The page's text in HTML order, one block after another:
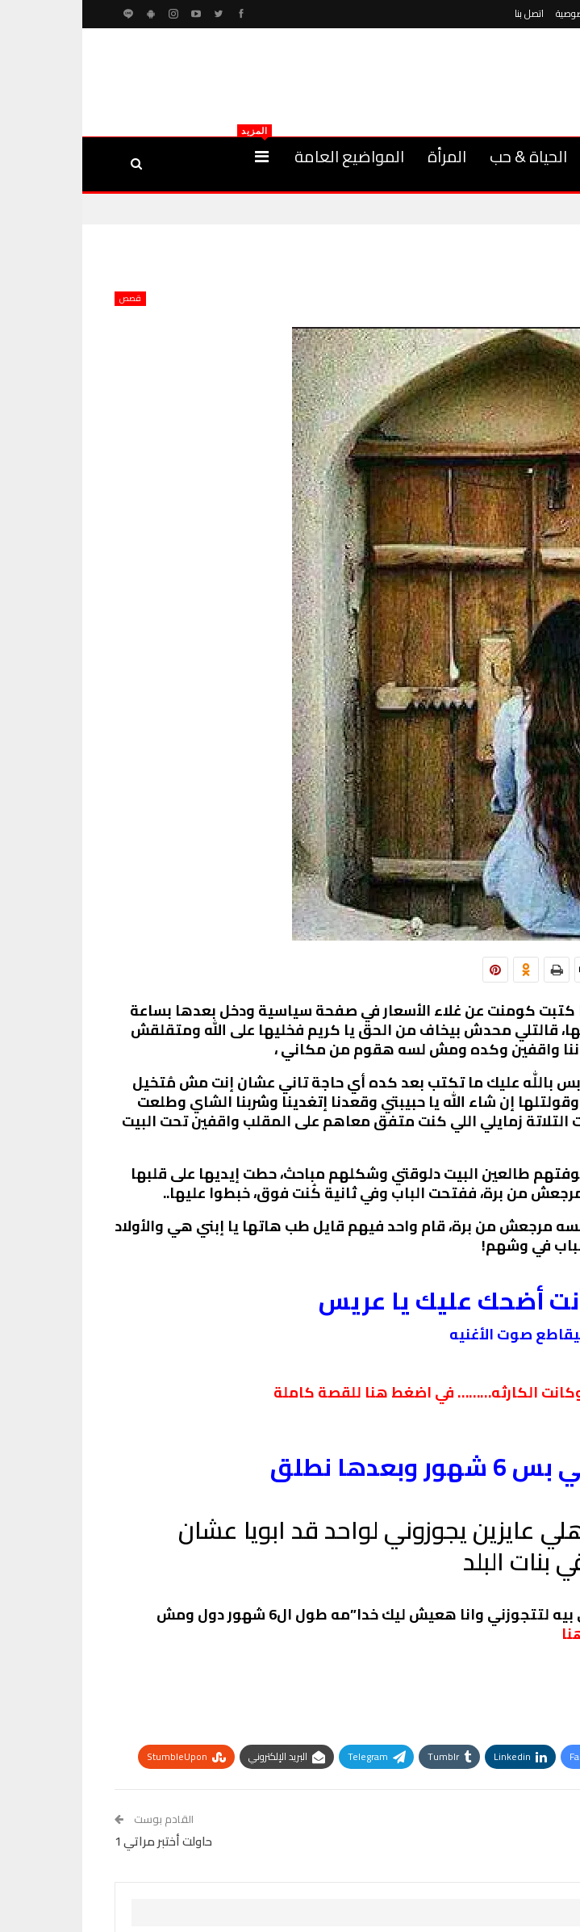
اتصل بنا
الحياة & حب المرأة المواضيع العامة
المزيد
قصص
كتبت كومنت عن غلاء الأسعار في صفحة سياسية ودخل بعدها بساعة
محدش بيخاف من الحق يا كريم فخليها على اللّٰه ومتقلقش
إننا واقفين وكده ومش لسه هقوم من مكاني ،
بس باللّٰه عليك ما تكتب بعد كده أي حاجة تاني عشان إنت مش مُتخيل
إن شاء اللّٰه يا حبيبتي وقعدنا إتغدينا وشربنا الشاي وطلعت
زمايلي اللي كنت متفق معاهم على المقلب واقفين تحت البيت
جري قولتلها فيه ٣ رجاله غُراب شوفتهم طالعين البيت دلوقتي وشكلهم مباحث، حطت إيديها على قلبها
من برة، ففتحت الباب وفي ثانية كُنت فوق، خبطوا عليها..
مرجعش من برة، قام واحد فيهم قايل طب هاتها يا إبني هي والأولاد
في وشهم!
أضحك عليك يا عريس
صوت الأغنيه
وكانت الكارثه……… في اضغط هنا للقصة كاملة
نطلق
6 شهور بس..اهلي عايزين يجوزوني لواحد قد ابويا عشان
مسكت ايدو بسرعه وتكلمت بد”موع وتتر”جاه : ابوس ايدك ي بيه لتتجوزني وانا هعيش ليك خدا”مه طول ال6 شهور دول ومش
Linkedin
Tumblr
Telegram البريد الإلكتروني
StumbleUpon
القادم بوست
حاولت أختبر مراتي 1